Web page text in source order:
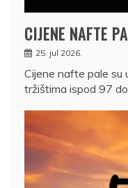
CIJENE NAFTE
25. jul 2026.
Cijene nafte pale su
tržištima ispod 97